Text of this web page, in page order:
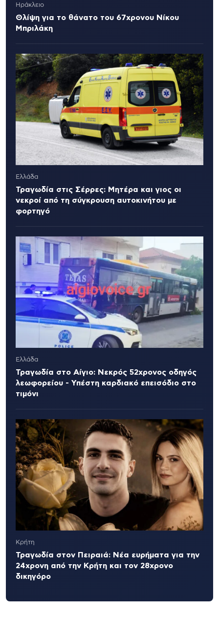
Ηράκλειο
Θλίψη για το θάνατο του 67χρονου Νίκου
Μπριλάκη
Ελλάδα
Τραγωδία στις Σέρρες: Μητέρα και γιος οι
νεκροί από τη σύγκρουση αυτοκινήτου με
φορτηγό
Ελλάδα
Τραγωδία στο Αίγιο: Νεκρός 52χρονος οδηγός
λεωφορείου - Υπέστη καρδιακό επεισόδιο στο
τιμόνι
Κρήτη
Τραγωδία στον Πειραιά: Νέα ευρήματα για την
24χρονη από την Κρήτη και τον 28χρονο
δικηγόρο